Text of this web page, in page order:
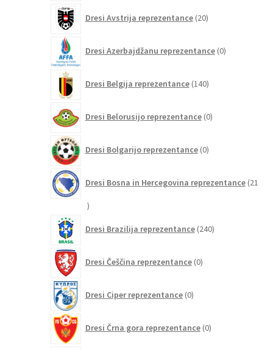
Dresi Avstrija reprezentance 20izdelkov
Dresi Azerbajdžanu reprezentance 0izdelkov
Dresi Belgija reprezentance 140izdelkov
Dresi Belorusijo reprezentance 0izdelkov
Dresi Bolgarijo reprezentance 0izdelkov
Dresi Bosna in Hercegovina reprezentance 21
21
Dresi Brazilija reprezentance 240izdelkov
Dresi Češčina reprezentance 0izdelkov
Dresi Ciper reprezentance 0izdelkov
Dresi Črna gora reprezentance 0izdelkov